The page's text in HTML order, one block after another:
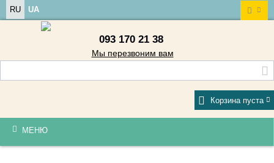
RU UA
093 170 21 38
Мы перезвоним вам
Корзина пуста
МЕНЮ